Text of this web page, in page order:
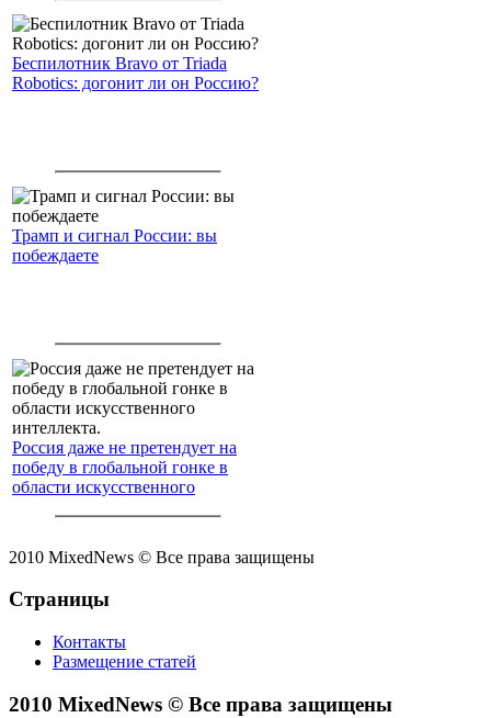
Беспилотник Bravo от Triada
Robotics: догонит ли он Россию?
Трамп и сигнал России: вы
побеждаете
Россия даже не претендует на
победу в глобальной гонке в
области искусственного
2010 MixedNews © Все права защищены
Страницы
Контакты
Размещение статей
2010 MixedNews © Все права защищены